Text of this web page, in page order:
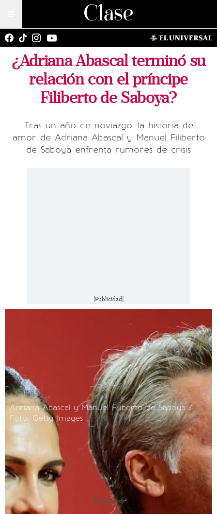
¿Adriana Abascal terminó su
relación con el príncipe
Filiberto de Saboya?
Tras un año de noviazgo, la historia de
amor de Adriana Abascal y Manuel Filiberto
de Saboya enfrenta rumores de crisis
[Publicidad]
Adriana Abascal y Manuel Filiberto de Saboya /
Foto: Getty Images
[Publicidad]